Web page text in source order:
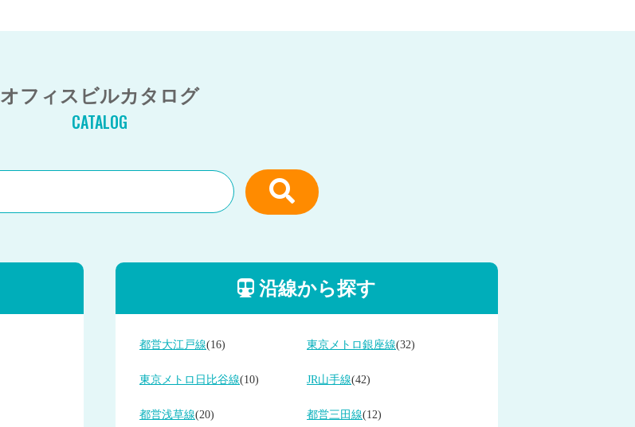
オフィスビルカタログ
CATALOG
沿線から探す
都営大江戸線(16) 東京メトロ銀座線(32)
東京メトロ日比谷線(10) JR山手線(42)
都営浅草線(20) 都営三田線(12)